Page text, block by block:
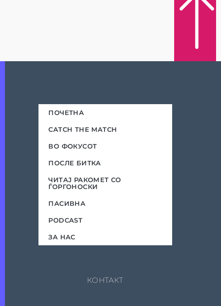
ПОЧЕТНА
CATCH THE MATCH
ВО ФОКУСОТ
ПОСЛЕ БИТКА
ЧИТАЈ РАКОМЕТ СО
ЃОРГОНОСКИ
ПАСИВНА
PODCAST
ЗА НАС
КОНТАКТ